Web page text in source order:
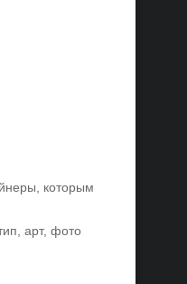
которым
арт, фото